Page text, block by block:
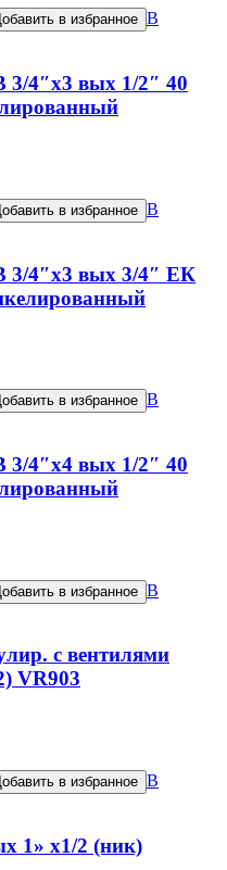
в избранное В
4″х3 вых 1/2″ 40
в избранное В
3/4″х3 вых 3/4″ ЕК
в избранное В
4″х4 вых 1/2″ 40
в избранное В
с вентилями
VR903
в избранное В
1» х1/2 (ник)